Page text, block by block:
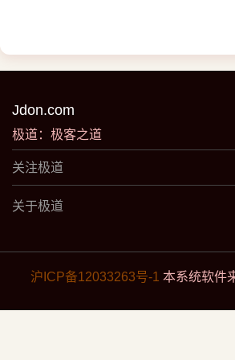
Jdon.com
极道：极客之道
关注极道
关于极道
沪ICP备12033263号-1 本系统软件